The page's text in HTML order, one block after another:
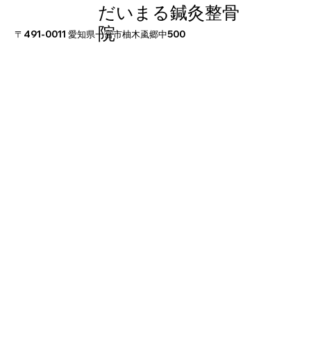
だいまる鍼灸整骨
院
〒491-0011 愛知県一宮市柚木颪郷中500